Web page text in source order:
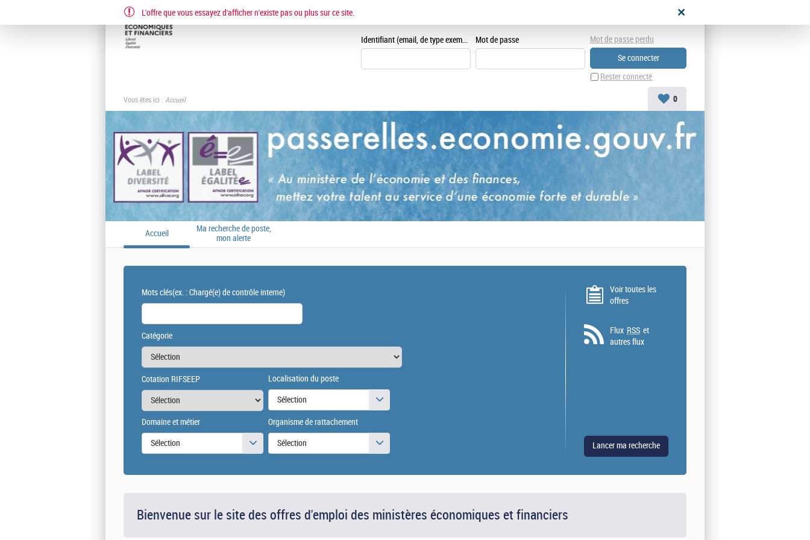
Identifiant (email, de type exemple@exemple.fr) Mot de passe
Rester connecté
Mot de passe perdu
Vous êtes ici : Accueil 0
Accueil
Ma recherche de poste,
mon alerte
Mots clés(ex. : Chargé(e) de contrôle interne)
Catégorie
Cotation RIFSEEP Localisation du poste
Sélection
Domaine et métier
Sélection
Organisme de rattachement
Sélection
Voir toutes les
offres
Flux RSS et
autres flux
L'offre que vous essayez d'afficher n'existe pas ou plus sur ce site.
Bienvenue sur le site des offres d'emploi des ministères économiques et financiers